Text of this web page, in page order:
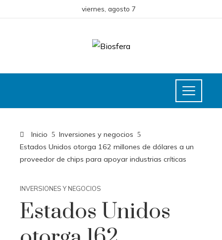
viernes, agosto 7
Inicio
Inversiones y negocios
Estados Unidos otorga 162 millones de dólares a un
proveedor de chips para apoyar industrias críticas
INVERSIONES Y NEGOCIOS
Estados Unidos